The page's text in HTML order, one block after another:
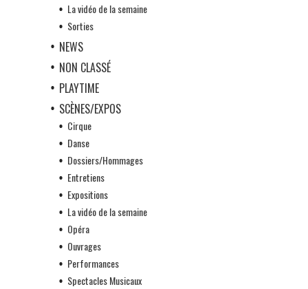
La vidéo de la semaine
Sorties
NEWS
NON CLASSÉ
PLAYTIME
SCÈNES/EXPOS
Cirque
Danse
Dossiers/Hommages
Entretiens
Expositions
La vidéo de la semaine
Opéra
Ouvrages
Performances
Spectacles Musicaux